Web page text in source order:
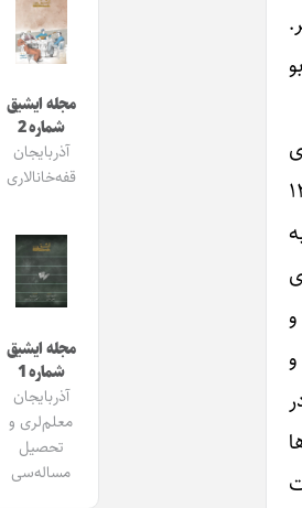
مجله ایشیق
شماره 2
آذربایجان
قفه‌خانالاری
مجله ایشیق
شماره 1
آذربایجان
معلم‌لری و
تحصیل
مساله‌سی